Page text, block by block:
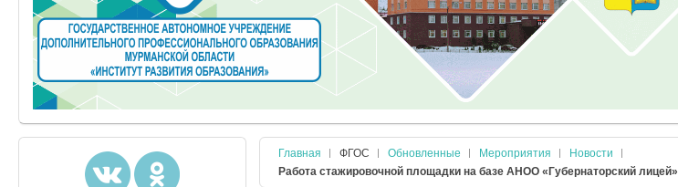
Главная ФГОС Обновленные Мероприятия
Новости
Работа стажировочной площадки на базе АНОО «Губернаторский лицей»